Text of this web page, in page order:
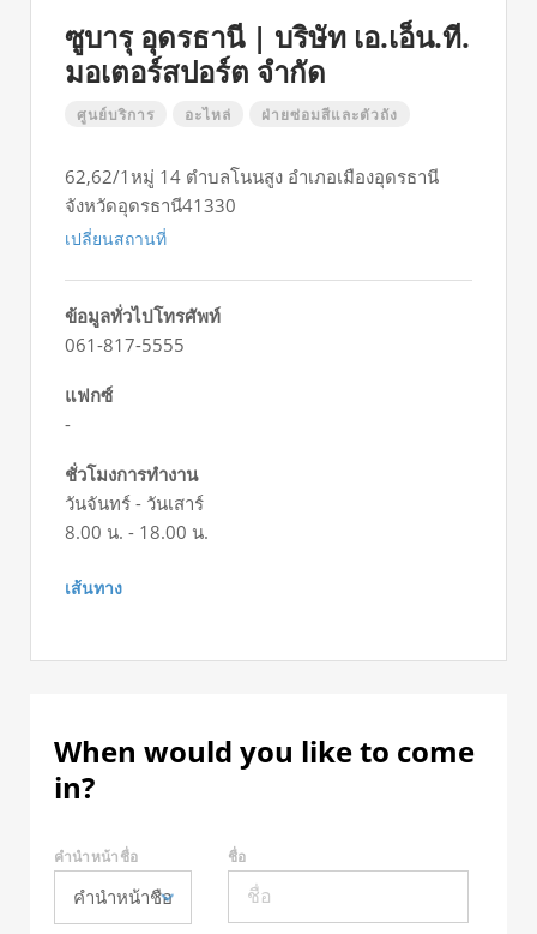
ซูบารุ อุดรธานี | บริษัท เอ.เอ็น.ที.
มอเตอร์สปอร์ต จำกัด
ศูนย์บริการ อะไหล่ ฝ่ายซ่อมสีและตัวถัง
62,62/1หมู่ 14 ตำบลโนนสูง อำเภอเมืองอุดรธานี
จังหวัดอุดรธานี41330
เปลี่ยนสถานที่
ข้อมูลทั่วไปโทรศัพท์
061-817-5555
แฟกซ์
-
ชั่วโมงการทำงาน
วันจันทร์ - วันเสาร์
8.00 น. - 18.00 น.
เส้นทาง
When would you like to come
in?
คำนำหน้าชื่อ ชื่อ